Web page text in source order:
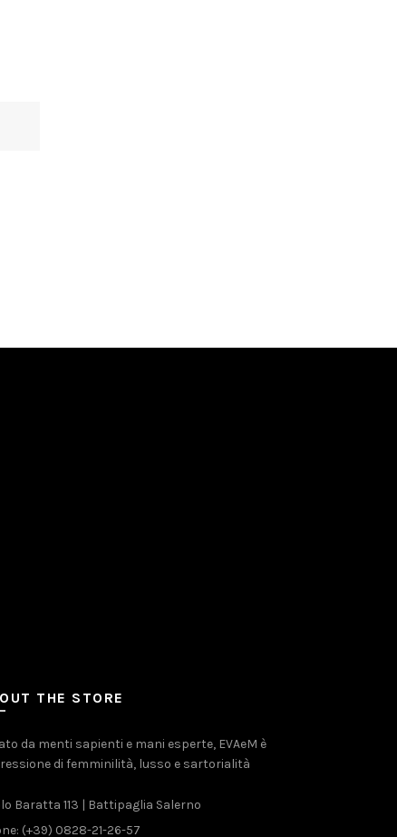
THE STORE
da menti sapienti e mani esperte, EVAeM è
di femminilità, lusso e sartorialità
Baratta 113 | Battipaglia Salerno
(+39) 0828-21-26-57